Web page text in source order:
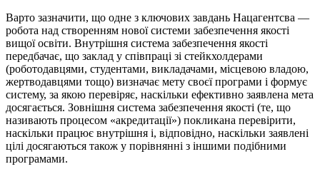
Варто зазначити, що одне з ключових завдань Нацагентсва —
робота над створенням нової системи забезпечення якості
вищої освіти. Внутрішня система забезпечення якості
передбачає, що заклад у співпраці зі стейкхолдерами
(роботодавцями, студентами, викладачами, місцевою владою,
жертводавцями тощо) визначає мету своєї програми і формує
систему, за якою перевіряє, наскільки ефективно заявлена мета
досягається. Зовнішня система забезпечення якості (те, що
називають процесом «акредитації») покликана перевірити,
наскільки працює внутрішня і, відповідно, наскільки заявлені
цілі досягаються також у порівнянні з іншими подібними
програмами.